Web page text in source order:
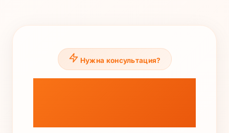
Нужна консультация?